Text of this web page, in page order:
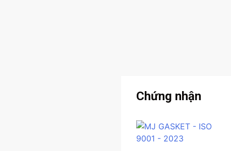
Chứng nhận